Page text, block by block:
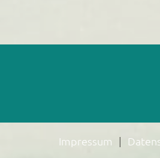
Impressum